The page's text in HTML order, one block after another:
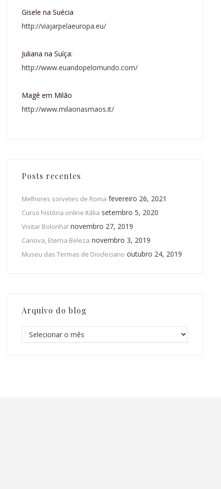
Gisele na Suécia
http://viajarpelaeuropa.eu/
Juliana na Suíça:
http://www.euandopelomundo.com/
Magê em Milão
http://www.milaonasmaos.it/
Posts recentes
Melhores sorvetes de Roma fevereiro 26, 2021
Curso história online Itália setembro 5, 2020
Visitar Bolonha! novembro 27, 2019
Canova, Eterna Beleza novembro 3, 2019
Museu das Termas de Diocleciano outubro 24, 2019
Arquivo do blog